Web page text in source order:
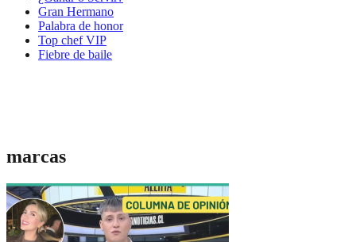
Gran Hermano
Palabra de honor
Top chef VIP
Fiebre de baile
marcas